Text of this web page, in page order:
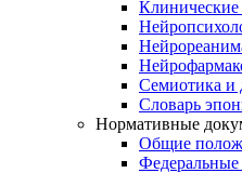
Клинические
Семиотика и
Словарь
Нормативные
Общие
Федеральные